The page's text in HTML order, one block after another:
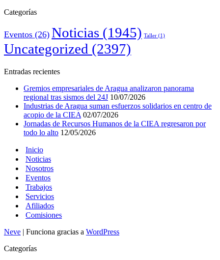
Categorías
Eventos (26) Noticias (1945) Taller (1)
Uncategorized (2397)
Entradas recientes
Gremios empresariales de Aragua analizaron panorama
regional tras sismos del 24J 10/07/2026
Industrias de Aragua suman esfuerzos solidarios en centro de
acopio de la CIEA 02/07/2026
Jornadas de Recursos Humanos de la CIEA regresaron por
todo lo alto 12/05/2026
Inicio
Noticias
Nosotros
Eventos
Trabajos
Servicios
Afiliados
Comisiones
Neve | Funciona gracias a WordPress
Categorías